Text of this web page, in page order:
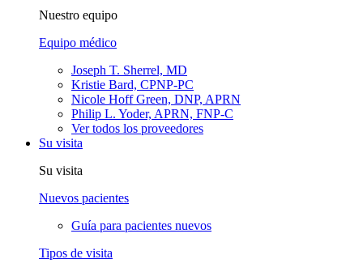
Nuestro equipo
Equipo médico
Joseph T. Sherrel, MD
Kristie Bard, CPNP-PC
Nicole Hoff Green, DNP, APRN
Philip L. Yoder, APRN, FNP-C
Ver todos los proveedores
Su visita
Su visita
Nuevos pacientes
Guía para pacientes nuevos
Tipos de visita